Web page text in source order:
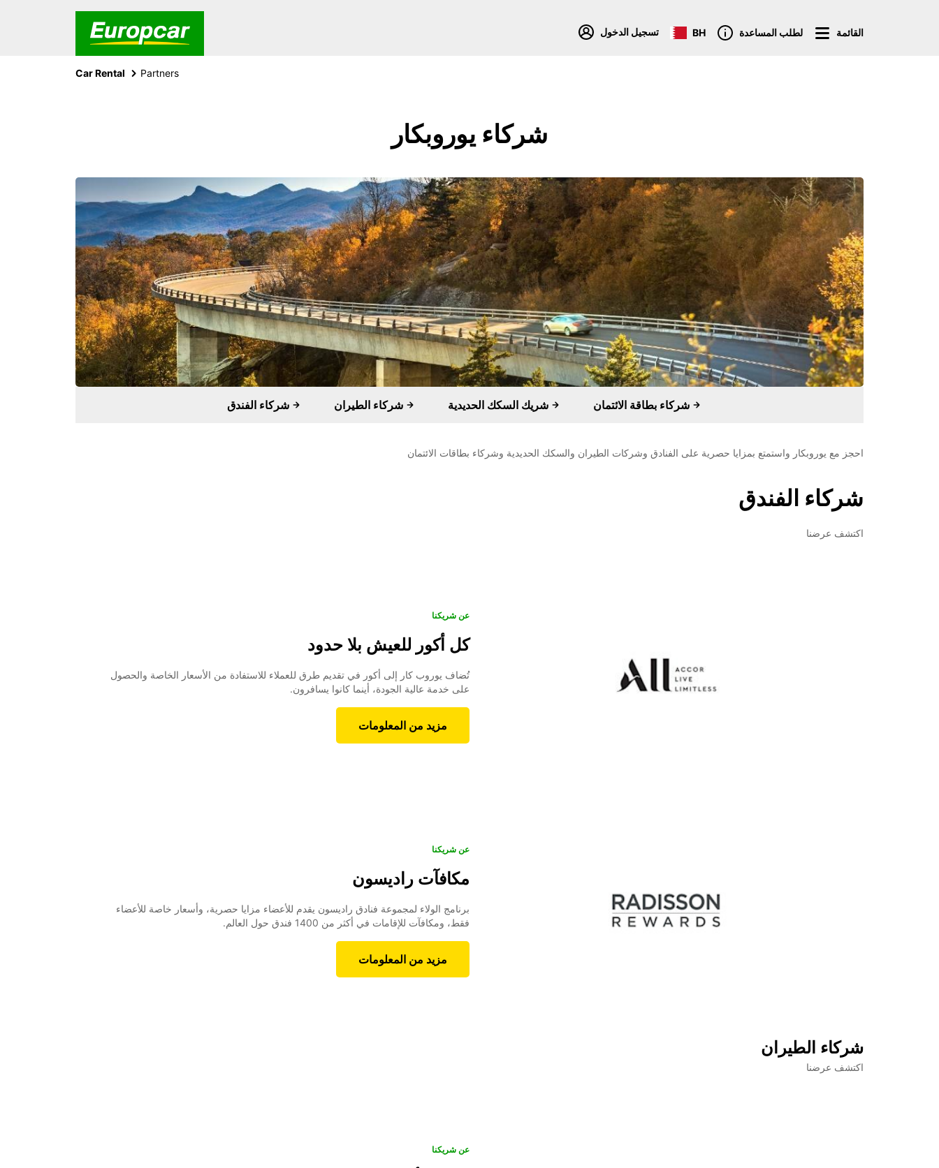
تسجيل الدخول BH لطلب المساعدة القائمة
Car Rental Partners
شركاء يوروبكار
احجز مع يوروبكار واستمتع بمزايا حصرية على الفنادق وشركات الطيران والسكك الحديدية وشركاء بطاقات الائتمان
شركاء الفندق
اكتشف عرضنا
عن شريكنا
كل أكور للعيش بلا حدود
تُضاف يوروب كار إلى أكور في تقديم طرق للعملاء للاستفادة من الأسعار الخاصة والحصول
على خدمة عالية الجودة، أينما كانوا يسافرون.
مزيد من المعلومات
عن شريكنا
مكافآت راديسون
برنامج الولاء لمجموعة فنادق راديسون يقدم للأعضاء مزايا حصرية، وأسعار خاصة للأعضاء
فقط، ومكافآت للإقامات في أكثر من 1400 فندق حول العالم.
مزيد من المعلومات
شركاء الطيران
اكتشف عرضنا
عن شريكنا